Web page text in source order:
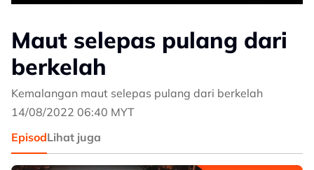
Maut selepas pulang dari
berkelah
Kemalangan maut selepas pulang dari berkelah
14/08/2022 06:40 MYT
EpisodLihat juga